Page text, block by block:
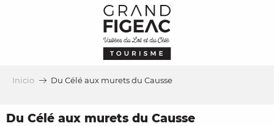
Inicio Du Célé aux murets du Causse
Du Célé aux murets du Causse